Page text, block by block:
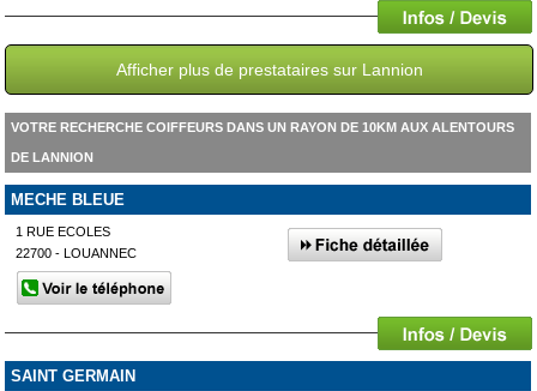
Afficher plus de prestataires sur Lannion
VOTRE RECHERCHE COIFFEURS DANS UN RAYON DE 10KM AUX ALENTOURS
DE LANNION
MECHE BLEUE
1 RUE ECOLES
22700 - LOUANNEC
SAINT GERMAIN